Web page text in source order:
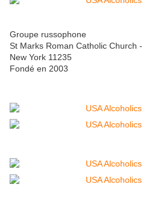
Groupe russophone
St Marks Roman Catholic Church
New York 11235
Fondé en 2003